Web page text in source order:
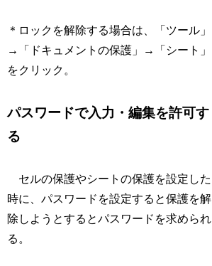
＊ロックを解除する場合は、「ツール」
→「ドキュメントの保護」→「シート」
をクリック。
パスワードで入力・編集を許可す
る
セルの保護やシートの保護を設定した
時に、パスワードを設定すると保護を解
除しようとするとパスワードを求められ
る。